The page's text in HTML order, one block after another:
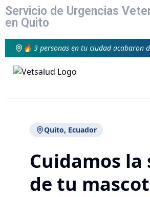
Servicio de Urgencias
en Quito